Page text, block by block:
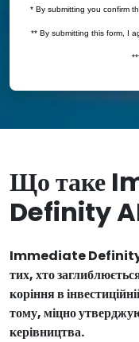
Що таке
Definity
Immediate Definity
тих, хто
коріння в
тому, міцно
керівництва.